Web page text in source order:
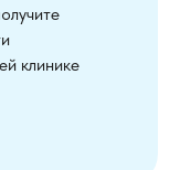
клинике